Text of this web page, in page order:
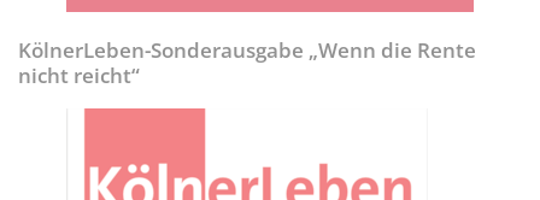
KölnerLeben-Sonderausgabe „Wenn die Rente
nicht reicht“